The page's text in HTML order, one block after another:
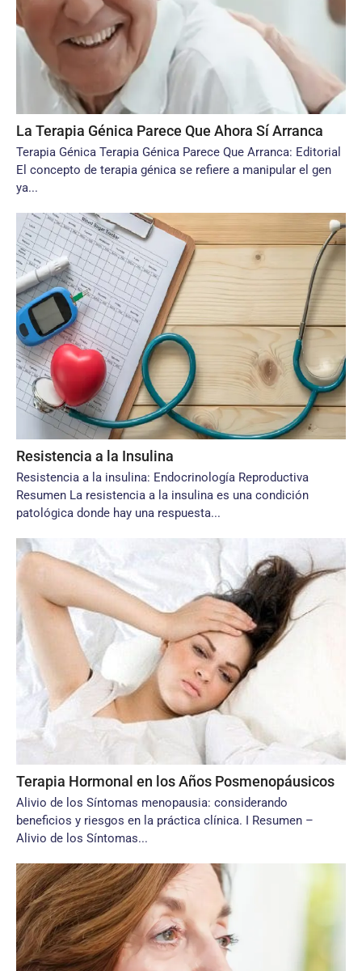
La Terapia Génica Parece Que Ahora Sí Arranca
Terapia Génica Terapia Génica Parece Que Arranca: Editorial
El concepto de terapia génica se refiere a manipular el gen
ya...
Resistencia a la Insulina
Resistencia a la insulina: Endocrinología Reproductiva
Resumen La resistencia a la insulina es una condición
patológica donde hay una respuesta...
Terapia Hormonal en los Años Posmenopáusicos
Alivio de los Síntomas menopausia: considerando
beneficios y riesgos en la práctica clínica. I Resumen –
Alivio de los Síntomas...